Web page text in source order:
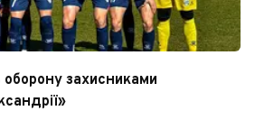
захисниками